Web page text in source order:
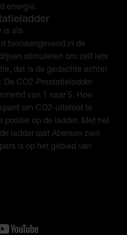
energie.
is als
toonaangevend in de
stimuleren om zelf iets
dat is de gedachte achter
De CO2-Prestatieladder
van 1 naar 5. Hoe
om CO2-uitstoot te
positie op de ladder. Met het
ladder laat Aberson zien
is op het gebied van